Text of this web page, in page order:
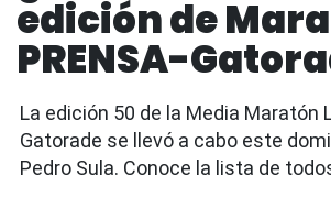
edición de
PRENSA-
La edición 50 de la Media Maratón
Gatorade se llevó a cabo este
Pedro Sula. Conoce la lista de